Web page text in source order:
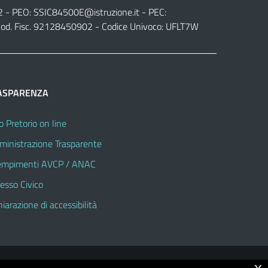
- PEO:SSIC84500E@istruzione.it- PEC:
Fisc. 92128450902 - Codice Univoco: UFLT7W
Pretorio on line
Trasparente
AVCP / ANAC
Civico
di accessibilità